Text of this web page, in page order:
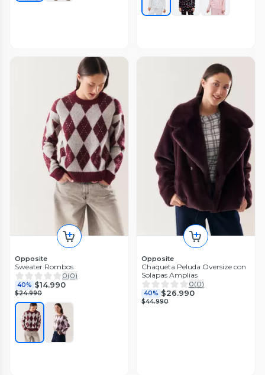
Opposite
Sweater Rombos
0(0)
40% $14.990
$24.990
Opposite
Chaqueta Peluda Oversize con
Solapas Amplias
0(0)
40% $26.990
$44.990